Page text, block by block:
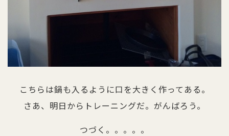
こちらは鍋も入るように口を大きく作ってある。
さあ、明日からトレーニングだ。がんばろう。
つづく。。。。。